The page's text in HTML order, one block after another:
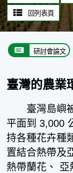
回列表頁
研討會論文
臺灣的農業
臺灣島嶼被
平面到 3,000
持各種花卉種
置結合熱帶及
熱帶蘭花、 亞